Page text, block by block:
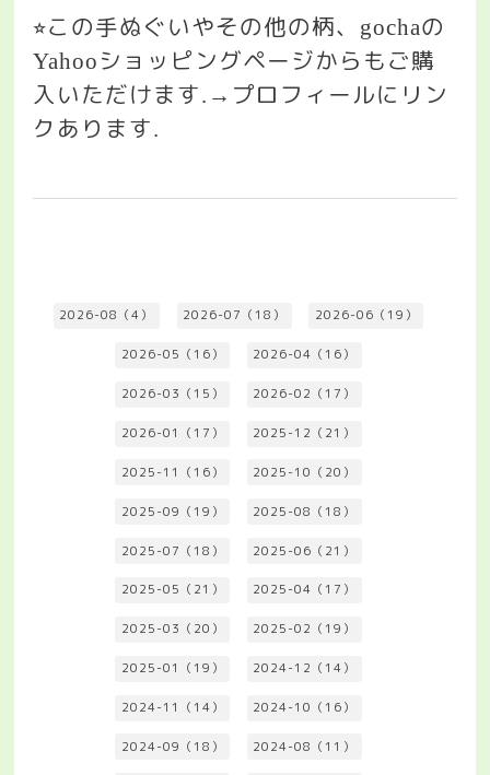
⭐︎この手ぬぐいやその他の柄、 gochaの
Yahoo ショッピングページからもご購
入いただけます.→ プロフィールにリン
クあります.
2026-08（4） 2026-07（18） 2026-06（19）
2026-05（16） 2026-04（16）
2026-03（15） 2026-02（17）
2026-01（17） 2025-12（21）
2025-11（16） 2025-10（20）
2025-09（19） 2025-08（18）
2025-07（18） 2025-06（21）
2025-05（21） 2025-04（17）
2025-03（20） 2025-02（19）
2025-01（19） 2024-12（14）
2024-11（14） 2024-10（16）
2024-09（18） 2024-08（11）